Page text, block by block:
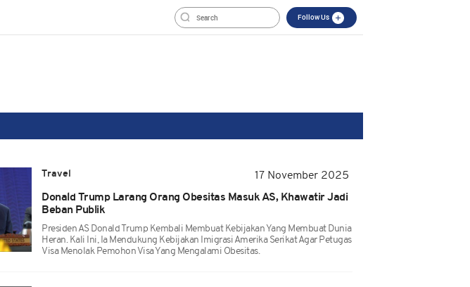
Follow Us
Travel
17 November 2025
Donald Trump Larang Orang Obesitas Masuk AS, Khawatir Jadi
Beban Publik
Presiden AS Donald Trump Kembali Membuat Kebijakan Yang Membuat Dunia
Heran. Kali Ini, Ia Mendukung Kebijakan Imigrasi Amerika Serikat Agar Petugas
Visa Menolak Pemohon Visa Yang Mengalami Obesitas.